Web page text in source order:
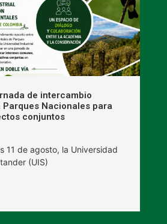
de intercambio
Nacionales para
conjuntos
11 de agosto, la Universidad
(UIS)